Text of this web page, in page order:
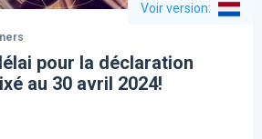
Voir version:
pour la déclaration
au 30 avril 2024!